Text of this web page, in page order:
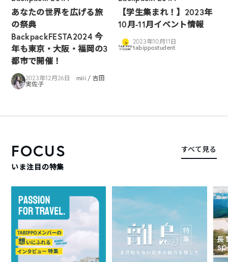
あなたの世界を広げる旅
の祭典
BackpackFESTA2024 今
年も東京・大阪・福岡の3
都市で開催！
2023年12月26日
miii / 吉田
実佐子
【学生集まれ！】2023年
10月-11月イベント情報
2023年10月11日
tabippostudent
FOCUS
いま注目の特集
すべて見る